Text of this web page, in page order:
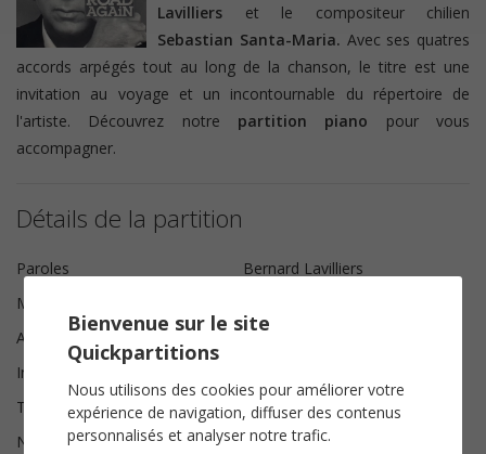
Lavilliers et le compositeur chilien
Sebastian Santa-Maria. Avec ses quatres
accords arpégés tout au long de la chanson, le titre est une
invitation au voyage et un incontournable du répertoire de
l'artiste. Découvrez notre partition piano pour vous
accompagner.
Détails de la partition
Paroles
Bernard Lavilliers
Musique
Arrangeur
Instrumentation
Tonalité
Si mineur
Nombre de pages
6
Bienvenue sur le site
Quickpartitions
Nous utilisons des cookies pour améliorer votre
expérience de navigation, diffuser des contenus
personnalisés et analyser notre trafic.